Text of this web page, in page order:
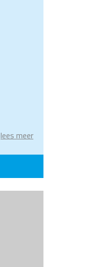
lees meer